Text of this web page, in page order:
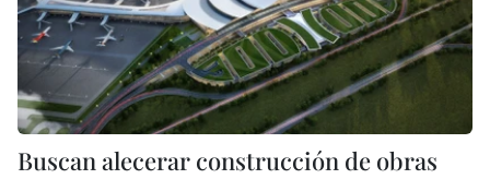
Buscan alecerar construcción de obras